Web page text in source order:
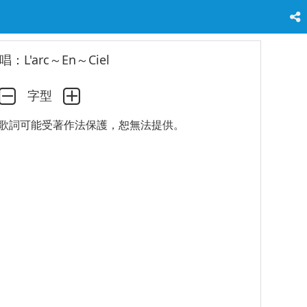
：L'arc～En～Ciel
字型
詞可能受著作法保護，恕無法提供。